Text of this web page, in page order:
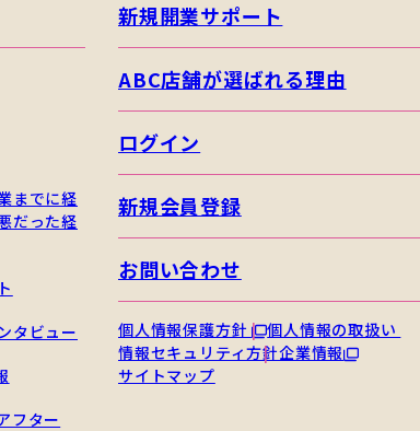
までに経
だった経
タビュー
フター
新規開業サポート
ABC店舗が選ばれる理由
ログイン
新規会員登録
お問い合わせ
個人情報保護方針
個人情報の取扱い
情報セキュリティ方針企業情報
サイトマップ